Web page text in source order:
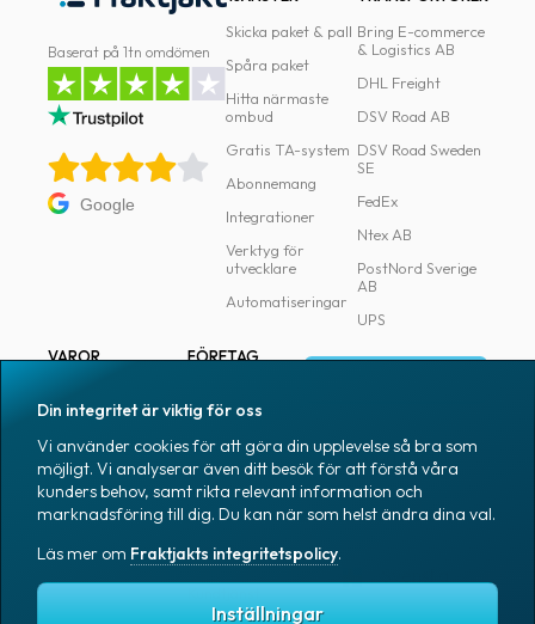
Baserat på 1tn omdömen
Google
Skicka paket & pall
Spåra paket
Hitta närmaste
ombud
Gratis TA-system
Abonnemang
Integrationer
Verktyg för
utvecklare
Automatiseringar
Bring E-commerce
& Logistics AB
DHL Freight
DSV Road AB
DSV Road Sweden
SE
FedEx
Ntex AB
PostNord Sverige
AB
UPS
VAROR
Märkning
Emballage
Emballagetillbehör
Kontorsvaror
FÖRETAG
Pressrum
Medarbetare
Jobb & karriär
Nyhetsarkiv
Blogg
Skapa konto
Din integritet är viktig för oss
Vi använder cookies för att göra din upplevelse så bra som
möjligt. Vi analyserar även ditt besök för att förstå våra
kunders behov, samt rikta relevant information och
marknadsföring till dig. Du kan när som helst ändra dina val.
Läs mer om Fraktjakts integritetspolicy.
Inställningar